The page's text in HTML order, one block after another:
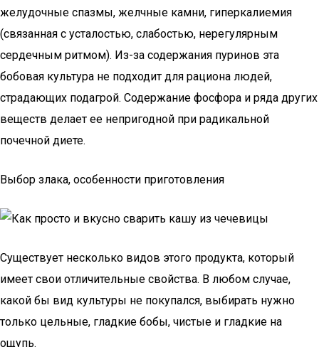
желудочные спазмы, желчные камни, гиперкалиемия
(связанная с усталостью, слабостью, нерегулярным
сердечным ритмом). Из-за содержания пуринов эта
бобовая культура не подходит для рациона людей,
страдающих подагрой. Содержание фосфора и ряда других
веществ делает ее непригодной при радикальной
почечной диете.
Выбор злака, особенности приготовления
Существует несколько видов этого продукта, который
имеет свои отличительные свойства. В любом случае,
какой бы вид культуры не покупался, выбирать нужно
только цельные, гладкие бобы, чистые и гладкие на
ощупь.